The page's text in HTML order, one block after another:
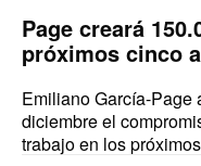
Page creará
próximos cinco
Emiliano García-Page
diciembre el
trabajo en los